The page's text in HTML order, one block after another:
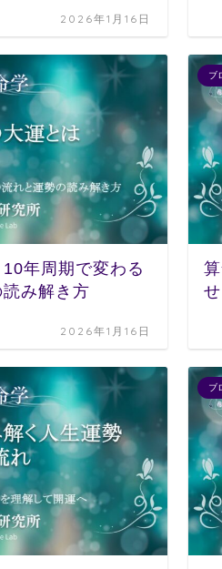
2026年1月16日
年周期で変わる
み解き方
2026年1月16日
ブ
ブ